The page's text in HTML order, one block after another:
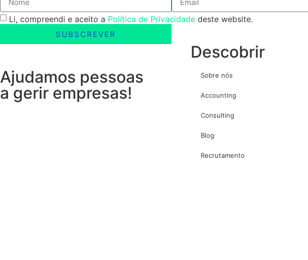
Li, compreendi e aceito a Política de Privacidade deste website.
SUBSCREVER
Ajudamos pessoas
a gerir empresas!
Descobrir
Sobre nós
Accounting
Consulting
Blog
Recrutamento